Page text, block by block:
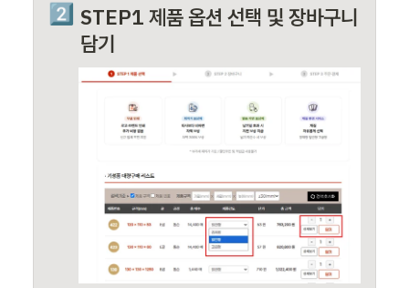
2️⃣ STEP1 제품 옵션 선택 및 장바구니
담기